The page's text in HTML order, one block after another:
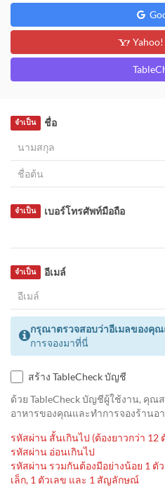
ชื่อ
จำเป็น
เบอร์โทรศัพท์มือถือ
จำเป็น
อีเมล์
จำเป็น
กรุณาตรวจสอบว่าอีเมลของคุณ
การจองมาที่นี่
สร้าง TableCheck บัญชี
ด้วย TableCheck บัญชีผู้ใช้งาน, คุณ
อาหารของคุณและทำการจองร้านอ
รหัสผ่าน สั้นเกินไป (ต้องยาวกว่า 12
รหัสผ่าน อ่อนเกินไป
รหัสผ่าน รวมกันต้องมีอย่างน้อย 1
เล็ก, 1 ตัวเลข และ 1 สัญลักษณ์